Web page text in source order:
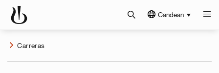
Candean
Carreras